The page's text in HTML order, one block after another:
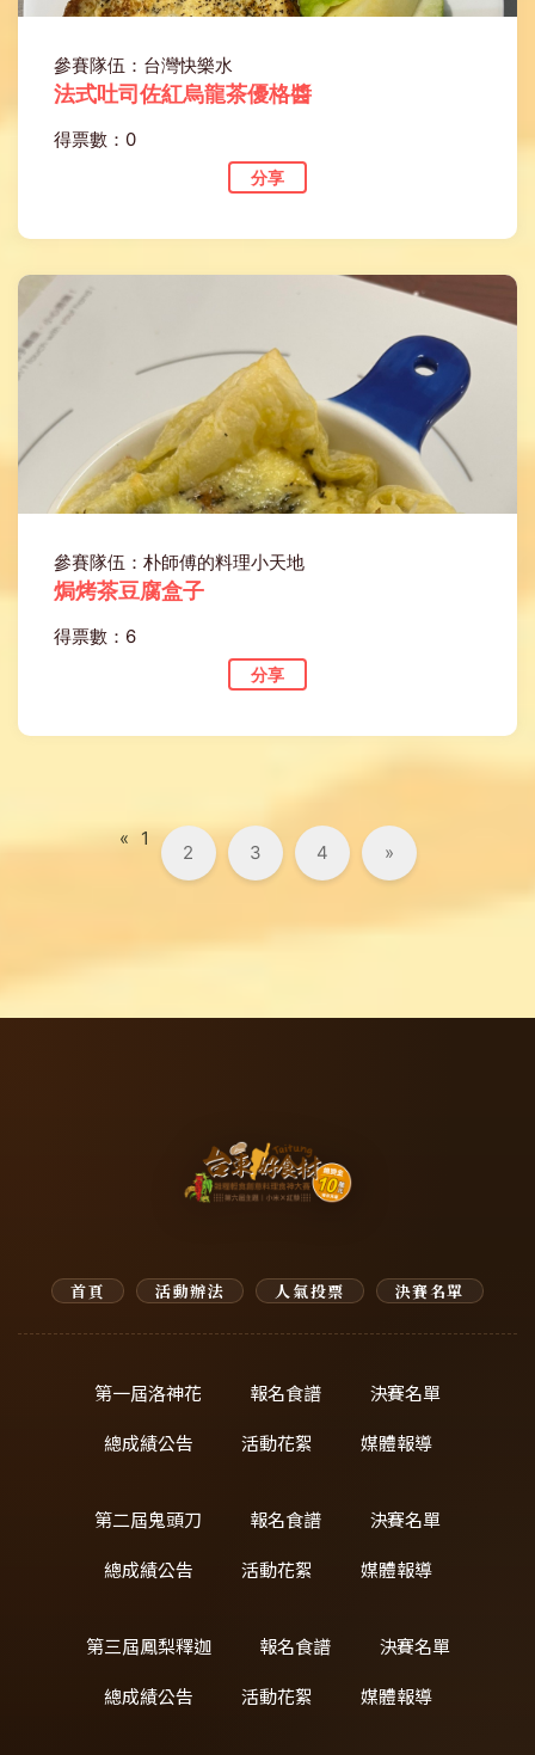
參賽隊伍：台灣快樂水
法式吐司佐紅烏龍茶優格醬
得票數：0
分享
參賽隊伍：朴師傅的料理小天地
焗烤茶豆腐盒子
得票數：6
分享
« 1
2 3 4 »
首頁 活動辦法 人氣投票 決賽名單
第一屆洛神花 報名食譜
決賽名單
總成績公告
活動花絮 媒體報導
第二屆鬼頭刀 報名食譜
決賽名單
總成績公告
活動花絮 媒體報導
第三屆鳳梨釋迦 報名食譜
決賽名單
總成績公告
活動花絮 媒體報導